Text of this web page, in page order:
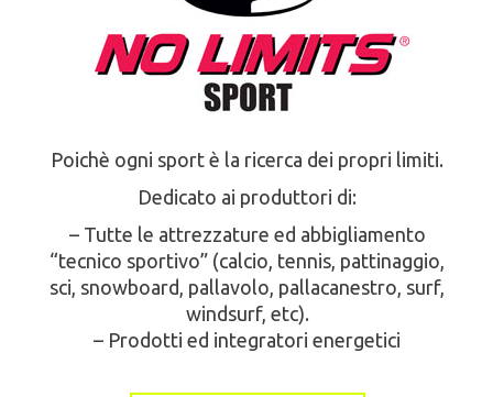
Poichè ogni sport è la ricerca dei propri limiti.
Dedicato ai produttori di:
– Tutte le attrezzature ed abbigliamento
“tecnico sportivo” (calcio, tennis, pattinaggio,
sci, snowboard, pallavolo, pallacanestro, surf,
windsurf, etc).
– Prodotti ed integratori energetici